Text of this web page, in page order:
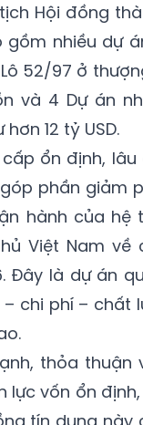
Hội đồng
gồm nhiều dự
52/97 ở
và 4 Dự án
12 tỷ USD.
ổn định,
phần giảm
hành của hệ
Việt Nam về
Đây là dự án
chi phí – chất
thỏa
vốn ổn